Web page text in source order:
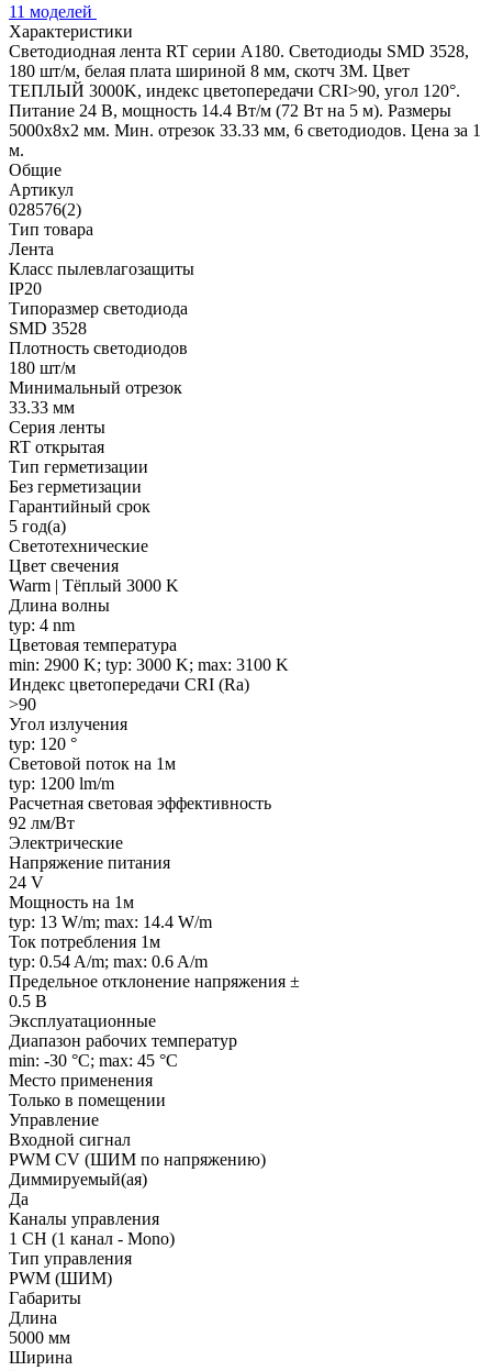
11 моделей
Характеристики
Светодиодная лента RT серии A180. Светодиоды SMD 3528,
180 шт/м, белая плата шириной 8 мм, скотч 3M. Цвет
ТЕПЛЫЙ 3000K, индекс цветопередачи CRI>90, угол 120°.
Питание 24 В, мощность 14.4 Вт/м (72 Вт на 5 м). Размеры
5000x8x2 мм. Мин. отрезок 33.33 мм, 6 светодиодов. Цена за 1
м.
Общие
Артикул
028576(2)
Тип товара
Лента
Класс пылевлагозащиты
IP20
Типоразмер светодиода
SMD 3528
Плотность светодиодов
180 шт/м
Минимальный отрезок
33.33 мм
Серия ленты
RT открытая
Тип герметизации
Без герметизации
Гарантийный срок
5 год(а)
Светотехнические
Цвет свечения
Warm | Тёплый 3000 K
Длина волны
typ: 4 nm
Цветовая температура
min: 2900 K; typ: 3000 K; max: 3100 K
Индекс цветопередачи CRI (Ra)
>90
Угол излучения
typ: 120 °
Световой поток на 1м
typ: 1200 lm/m
Расчетная световая эффективность
92 лм/Вт
Электрические
Напряжение питания
24 V
Мощность на 1м
typ: 13 W/m; max: 14.4 W/m
Ток потребления 1м
typ: 0.54 A/m; max: 0.6 A/m
Предельное отклонение напряжения ±
0.5 В
Эксплуатационные
Диапазон рабочих температур
min: -30 °C; max: 45 °C
Место применения
Только в помещении
Управление
Входной сигнал
PWM СV (ШИМ по напряжению)
Диммируемый(ая)
Да
Каналы управления
1 CH (1 канал - Mono)
Тип управления
PWM (ШИМ)
Габариты
Длина
5000 мм
Ширина